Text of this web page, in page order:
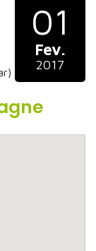
01
Fev.
2017